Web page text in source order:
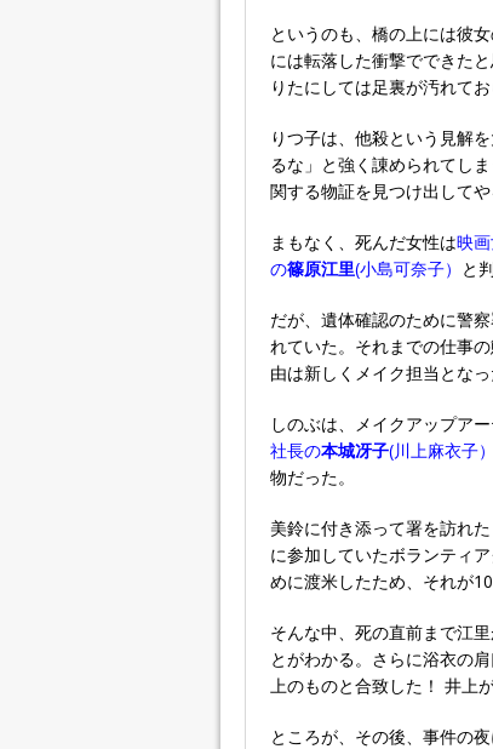
というのも、橋の上には彼
には転落した衝撃でできた
りたにしては足裏が汚れて
りつ子は、他殺という見解
るな」と強く諌められてし
関する物証を見つけ出してや
まもなく、死んだ女性は映画
の篠原江里(小島可奈子） と
だが、遺体確認のために警
れていた。それまでの仕事
由は新しくメイク担当とな
しのぶは、メイクアップア
社長の本城冴子(川上麻衣子）
物だった。
美鈴に付き添って署を訪れ
に参加していたボランティ
めに渡米したため、それが
そんな中、死の直前まで江
とがわかる。さらに浴衣の
上のものと合致した！ 井上
ところが、その後、事件の